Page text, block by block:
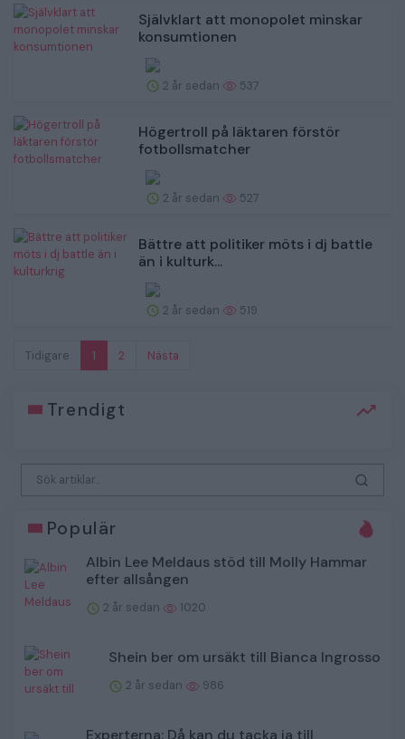
Självklart att monopolet minskar
konsumtionen
2 år sedan 537
Högertroll på läktaren förstör
fotbollsmatcher
2 år sedan 527
Bättre att politiker möts i dj battle
än i kulturk...
2 år sedan 519
Tidigare 1 2 Nästa
Trendigt
Populär
Albin Lee Meldaus stöd till Molly Hammar
efter allsången
2 år sedan 1020
Shein ber om ursäkt till Bianca Ingrosso
2 år sedan 986
Experterna: Då kan du tacka ja till